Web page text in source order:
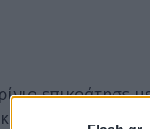
επικράτησε
με 2-0 την